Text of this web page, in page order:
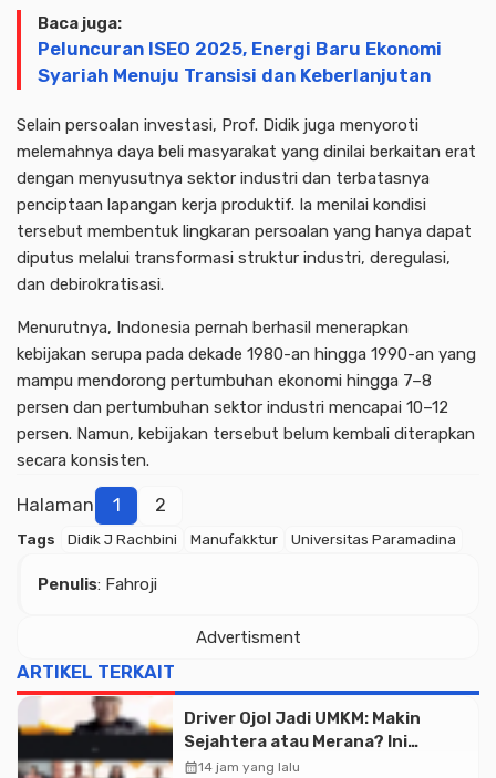
Advertisment
Baca juga:
Peluncuran ISEO 2025, Energi Baru Ekonomi
Syariah Menuju Transisi dan Keberlanjutan
Selain persoalan investasi, Prof. Didik juga menyoroti
melemahnya daya beli masyarakat yang dinilai berkaitan erat
dengan menyusutnya sektor industri dan terbatasnya
penciptaan lapangan kerja produktif. Ia menilai kondisi
tersebut membentuk lingkaran persoalan yang hanya dapat
diputus melalui transformasi struktur industri, deregulasi,
dan debirokratisasi.
Menurutnya, Indonesia pernah berhasil menerapkan
kebijakan serupa pada dekade 1980-an hingga 1990-an yang
mampu mendorong pertumbuhan ekonomi hingga 7–8
persen dan pertumbuhan sektor industri mencapai 10–12
persen. Namun, kebijakan tersebut belum kembali diterapkan
secara konsisten.
Halaman 1 2
Tags Didik J Rachbini Manufakktur Universitas Paramadina
Penulis: Fahroji
Advertisment
ARTIKEL TERKAIT
Driver Ojol Jadi UMKM: Makin
Sejahtera atau Merana? Ini
Temuan Diskusi Paramadina
calendar_month14 jam yang lalu